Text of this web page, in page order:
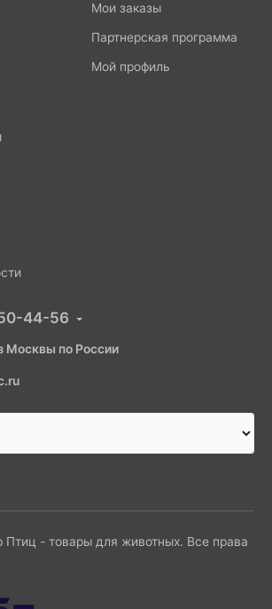
Мои заказы
Партнерская программа
Мой профиль
44-56
Москвы по России
- товары для животных. Все права